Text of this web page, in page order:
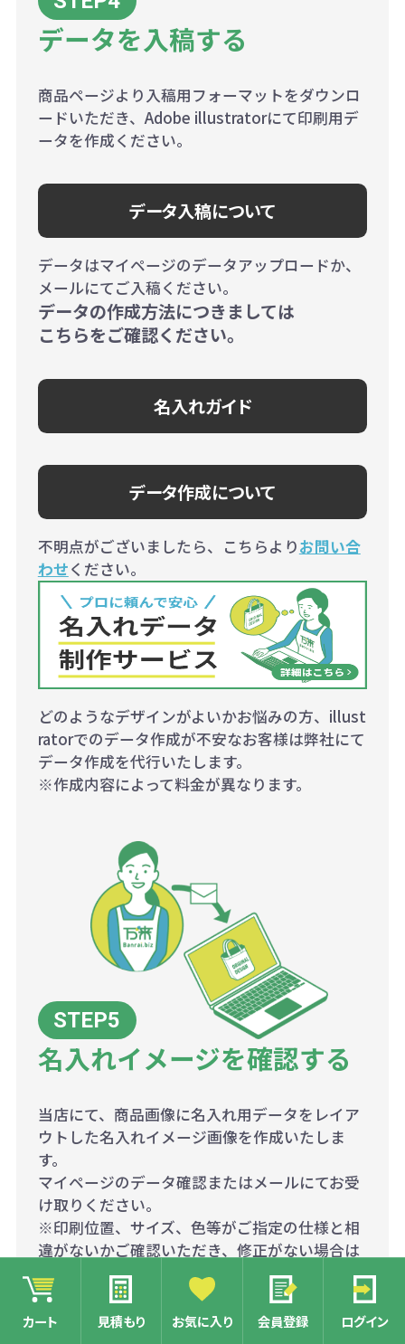
カート 見積もり お気に入り 会員登録 ログイン
データを入稿する
商品ページより入稿用フォーマットをダウンロ
ードいただき、Adobe illustratorにて印刷用デ
ータを作成ください。
データ入稿について
データはマイページのデータアップロードか、
メールにてご入稿ください。
データの作成方法につきましては
こちらをご確認ください。
名入れガイド
データ作成について
不明点がございましたら、こちらよりお問い合
わせください。
どのようなデザインがよいかお悩みの方、illust
ratorでのデータ作成が不安なお客様は弊社にて
データ作成を代行いたします。
※作成内容によって料金が異なります。
名入れイメージを確認する
当店にて、商品画像に名入れ用データをレイア
ウトした名入れイメージ画像を作成いたしま
す。
マイページのデータ確認またはメールにてお受
け取りください。
※印刷位置、サイズ、色等がご指定の仕様と相
違がないかご確認いただき、修正がない場合は
OKのご連絡を、修正が必要な場合は修正点と
合わせてメールにてご返信ください。
※修正有の場合は、再度名入れイメージ画像の